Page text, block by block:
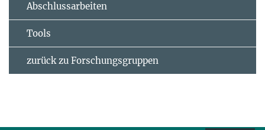
Abschlussarbeiten
Tools
zurück zu Forschungsgruppen